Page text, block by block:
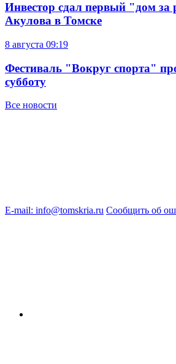
Инвестор сдал первый "дом за
Акулова в Томске
8 августа 09:19
Фестиваль "Вокруг спорта"
субботу
Все новости
E-mail: info@tomskria.ru Сообщить об